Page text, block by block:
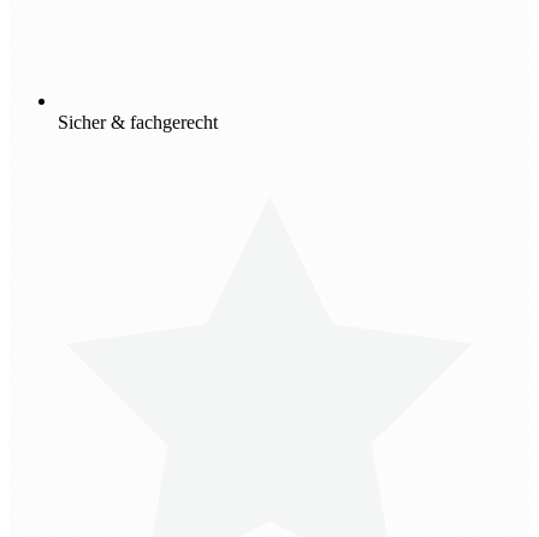
Sicher & fachgerecht